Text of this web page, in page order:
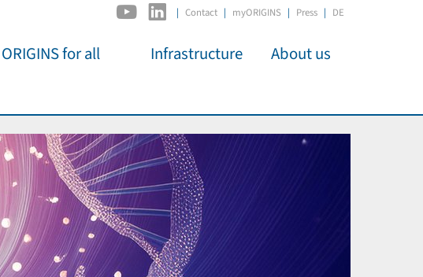
| Contact myORIGINS Press DE
ORIGINS for all
Wissenschaft für
jedermann
Für Schulen
Lecture Pool
Infrastructure
ODSL / ODC
D-Hub
CORE
About us
Panels